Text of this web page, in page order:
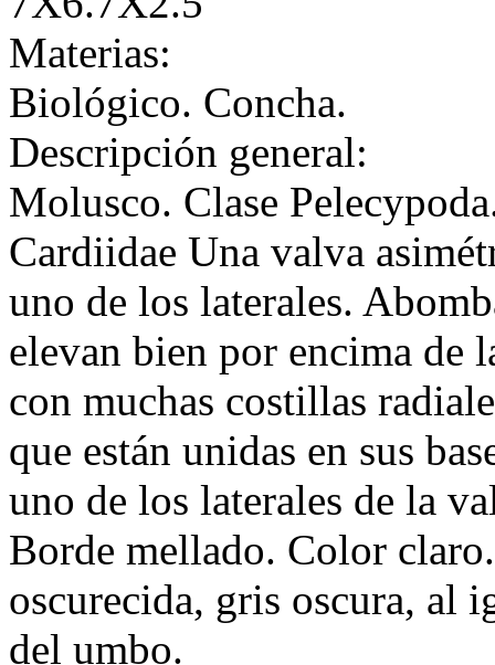
Materias:
Biológico. Concha.
Descripción general:
Molusco. Clase
Cardiidae Una valva
uno de los laterales.
elevan bien por encima de
con muchas costillas
que están unidas en sus
uno de los laterales de la
Borde mellado. Color
oscurecida, gris oscura, al
del umbo.